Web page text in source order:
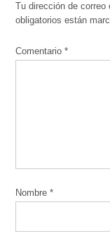
Tu dirección de correo
obligatorios están
Comentario*
Nombre*